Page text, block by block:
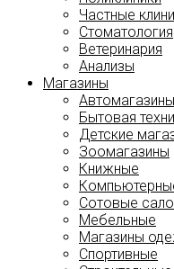
Частные
Стоматология
Ветеринария
Анализы
Магазины
Автомагазины
Бытовая
Детские
Зоомагазины
Книжные
Сотовые
Мебельные
Магазины
Спортивные